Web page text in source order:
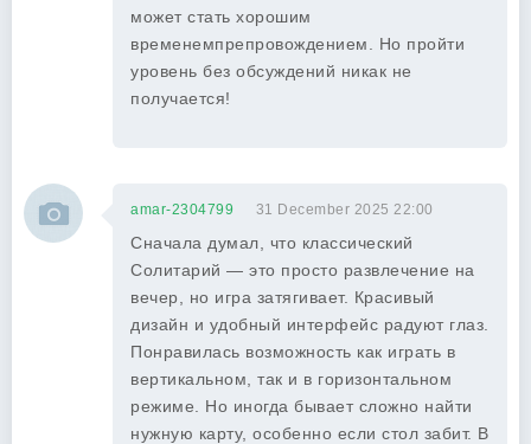
может стать хорошим
временемпрепровождением. Но пройти
уровень без обсуждений никак не
получается!
amar-2304799 31 December 2025 22:00
Сначала думал, что классический
Солитарий — это просто развлечение на
вечер, но игра затягивает. Красивый
дизайн и удобный интерфейс радуют глаз.
Понравилась возможность как играть в
вертикальном, так и в горизонтальном
режиме. Но иногда бывает сложно найти
нужную карту, особенно если стол забит. В